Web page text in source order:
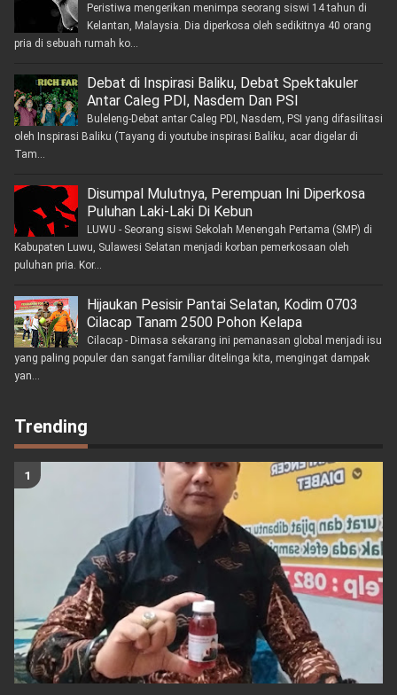
Peristiwa mengerikan menimpa seorang siswi 14 tahun di
Kelantan, Malaysia. Dia diperkosa oleh sedikitnya 40 orang
pria di sebuah rumah ko...
Debat di Inspirasi Baliku, Debat Spektakuler
Antar Caleg PDI, Nasdem Dan PSI
Buleleng-Debat antar Caleg PDI, Nasdem, PSI yang difasilitasi
oleh Inspirasi Baliku (Tayang di youtube inspirasi Baliku, acar digelar di
Tam...
Disumpal Mulutnya, Perempuan Ini Diperkosa
Puluhan Laki-Laki Di Kebun
LUWU - Seorang siswi Sekolah Menengah Pertama (SMP) di
Kabupaten Luwu, Sulawesi Selatan menjadi korban pemerkosaan oleh
puluhan pria. Kor...
Hijaukan Pesisir Pantai Selatan, Kodim 0703
Cilacap Tanam 2500 Pohon Kelapa
Cilacap - Dimasa sekarang ini pemanasan global menjadi isu
yang paling populer dan sangat familiar ditelinga kita, mengingat dampak
yan...
Trending